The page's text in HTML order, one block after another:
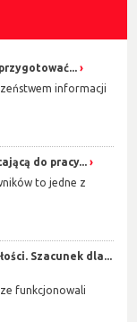
informacji
do pracy...
to jedne z
Szacunek dla...
funkcjonowali